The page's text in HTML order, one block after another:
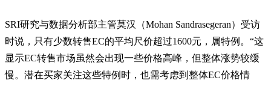
SRI研究与数据分析部主管莫汉（Mohan Sandrasegeran）受访
时说，只有少数转售EC的平均尺价超过1600元，属特例。“这
显示EC转售市场虽然会出现一些价格高峰，但整体涨势较缓
慢。潜在买家关注这些特例时，也需考虑到整体EC价格情